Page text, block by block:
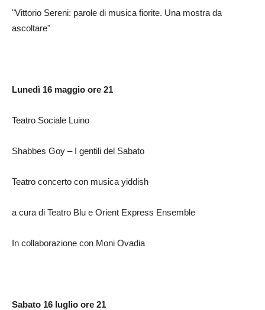
"Vittorio Sereni: parole di musica fiorite. Una mostra da
ascoltare"
Lunedì 16 maggio ore 21
Teatro Sociale Luino
Shabbes Goy – I gentili del Sabato
Teatro concerto con musica yiddish
a cura di Teatro Blu e Orient Express Ensemble
In collaborazione con Moni Ovadia
Sabato 16 luglio ore 21